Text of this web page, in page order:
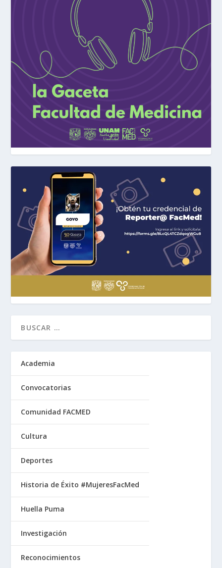
Academia
Convocatorias
Comunidad FACMED
Cultura
Deportes
Historia de Éxito #MujeresFacMed
Huella Puma
Investigación
Reconocimientos